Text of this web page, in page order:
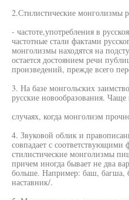
2.Стилистические монголизмы
- частоте,употребления в
частотные стали фактами
монголизмы находятся на
остается достоянием речи
произведений, прежде всего
3. На базе монгольских
русские новообразования. Чаще
случаях, когда монголиэм
4. Звуковой облик и
совпадает с
стилистические монголизмы
причем иногда бывает не два
больше. Например: баш, багша,
наставник/.